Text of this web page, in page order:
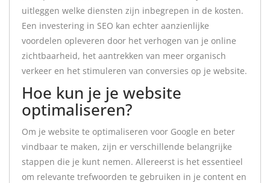
uitleggen welke diensten zijn inbegrepen in de kosten.
Een investering in SEO kan echter aanzienlijke
voordelen opleveren door het verhogen van je online
zichtbaarheid, het aantrekken van meer organisch
verkeer en het stimuleren van conversies op je website.
Hoe kun je je website
optimaliseren?
Om je website te optimaliseren voor Google en beter
vindbaar te maken, zijn er verschillende belangrijke
stappen die je kunt nemen. Allereerst is het essentieel
om relevante trefwoorden te gebruiken in je content en